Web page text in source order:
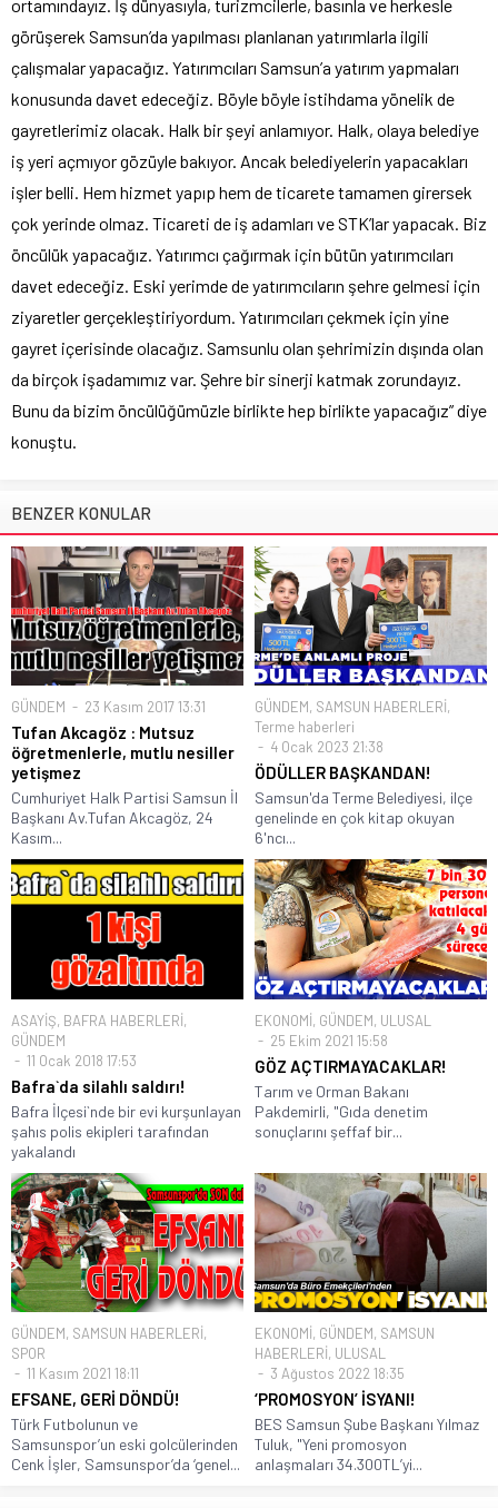
ortamındayız. İş dünyasıyla, turizmcilerle, basınla ve herkesle
görüşerek Samsun’da yapılması planlanan yatırımlarla ilgili
çalışmalar yapacağız. Yatırımcıları Samsun’a yatırım yapmaları
konusunda davet edeceğiz. Böyle böyle istihdama yönelik de
gayretlerimiz olacak. Halk bir şeyi anlamıyor. Halk, olaya belediye
iş yeri açmıyor gözüyle bakıyor. Ancak belediyelerin yapacakları
işler belli. Hem hizmet yapıp hem de ticarete tamamen girersek
çok yerinde olmaz. Ticareti de iş adamları ve STK’lar yapacak. Biz
öncülük yapacağız. Yatırımcı çağırmak için bütün yatırımcıları
davet edeceğiz. Eski yerimde de yatırımcıların şehre gelmesi için
ziyaretler gerçekleştiriyordum. Yatırımcıları çekmek için yine
gayret içerisinde olacağız. Samsunlu olan şehrimizin dışında olan
da birçok işadamımız var. Şehre bir sinerji katmak zorundayız.
Bunu da bizim öncülüğümüzle birlikte hep birlikte yapacağız” diye
konuştu.
BENZER KONULAR
GÜNDEM 23 Kasım 2017 13:31
Tufan Akcagöz : Mutsuz
öğretmenlerle, mutlu nesiller
yetişmez
Cumhuriyet Halk Partisi Samsun İl
Başkanı Av.Tufan Akcagöz, 24
Kasım...
GÜNDEM, SAMSUN HABERLERİ,
Terme haberleri
4 Ocak 2023 21:38
ÖDÜLLER BAŞKANDAN!
Samsun'da Terme Belediyesi, ilçe
genelinde en çok kitap okuyan
6'ncı...
ASAYİŞ, BAFRA HABERLERİ,
GÜNDEM
11 Ocak 2018 17:53
Bafra`da silahlı saldırı!
Bafra İlçesi`nde bir evi kurşunlayan
şahıs polis ekipleri tarafından
yakalandı
EKONOMİ, GÜNDEM, ULUSAL
25 Ekim 2021 15:58
GÖZ AÇTIRMAYACAKLAR!
Tarım ve Orman Bakanı
Pakdemirli, "Gıda denetim
sonuçlarını şeffaf bir...
GÜNDEM, SAMSUN HABERLERİ,
SPOR
11 Kasım 2021 18:11
EFSANE, GERİ DÖNDÜ!
Türk Futbolunun ve
Samsunspor’un eski golcülerinden
Cenk İşler, Samsunspor’da ‘genel...
EKONOMİ, GÜNDEM, SAMSUN
HABERLERİ, ULUSAL
3 Ağustos 2022 18:35
‘PROMOSYON’ İSYANI!
BES Samsun Şube Başkanı Yılmaz
Tuluk, "Yeni promosyon
anlaşmaları 34.300TL’yi...